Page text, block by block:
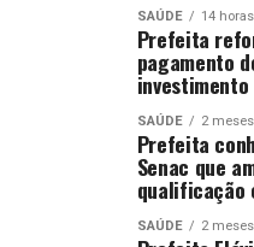
SAÚDE 14
Prefeita
pagamento
SAÚDE 2
Prefeita
Senac que
qualificação
SAÚDE 2